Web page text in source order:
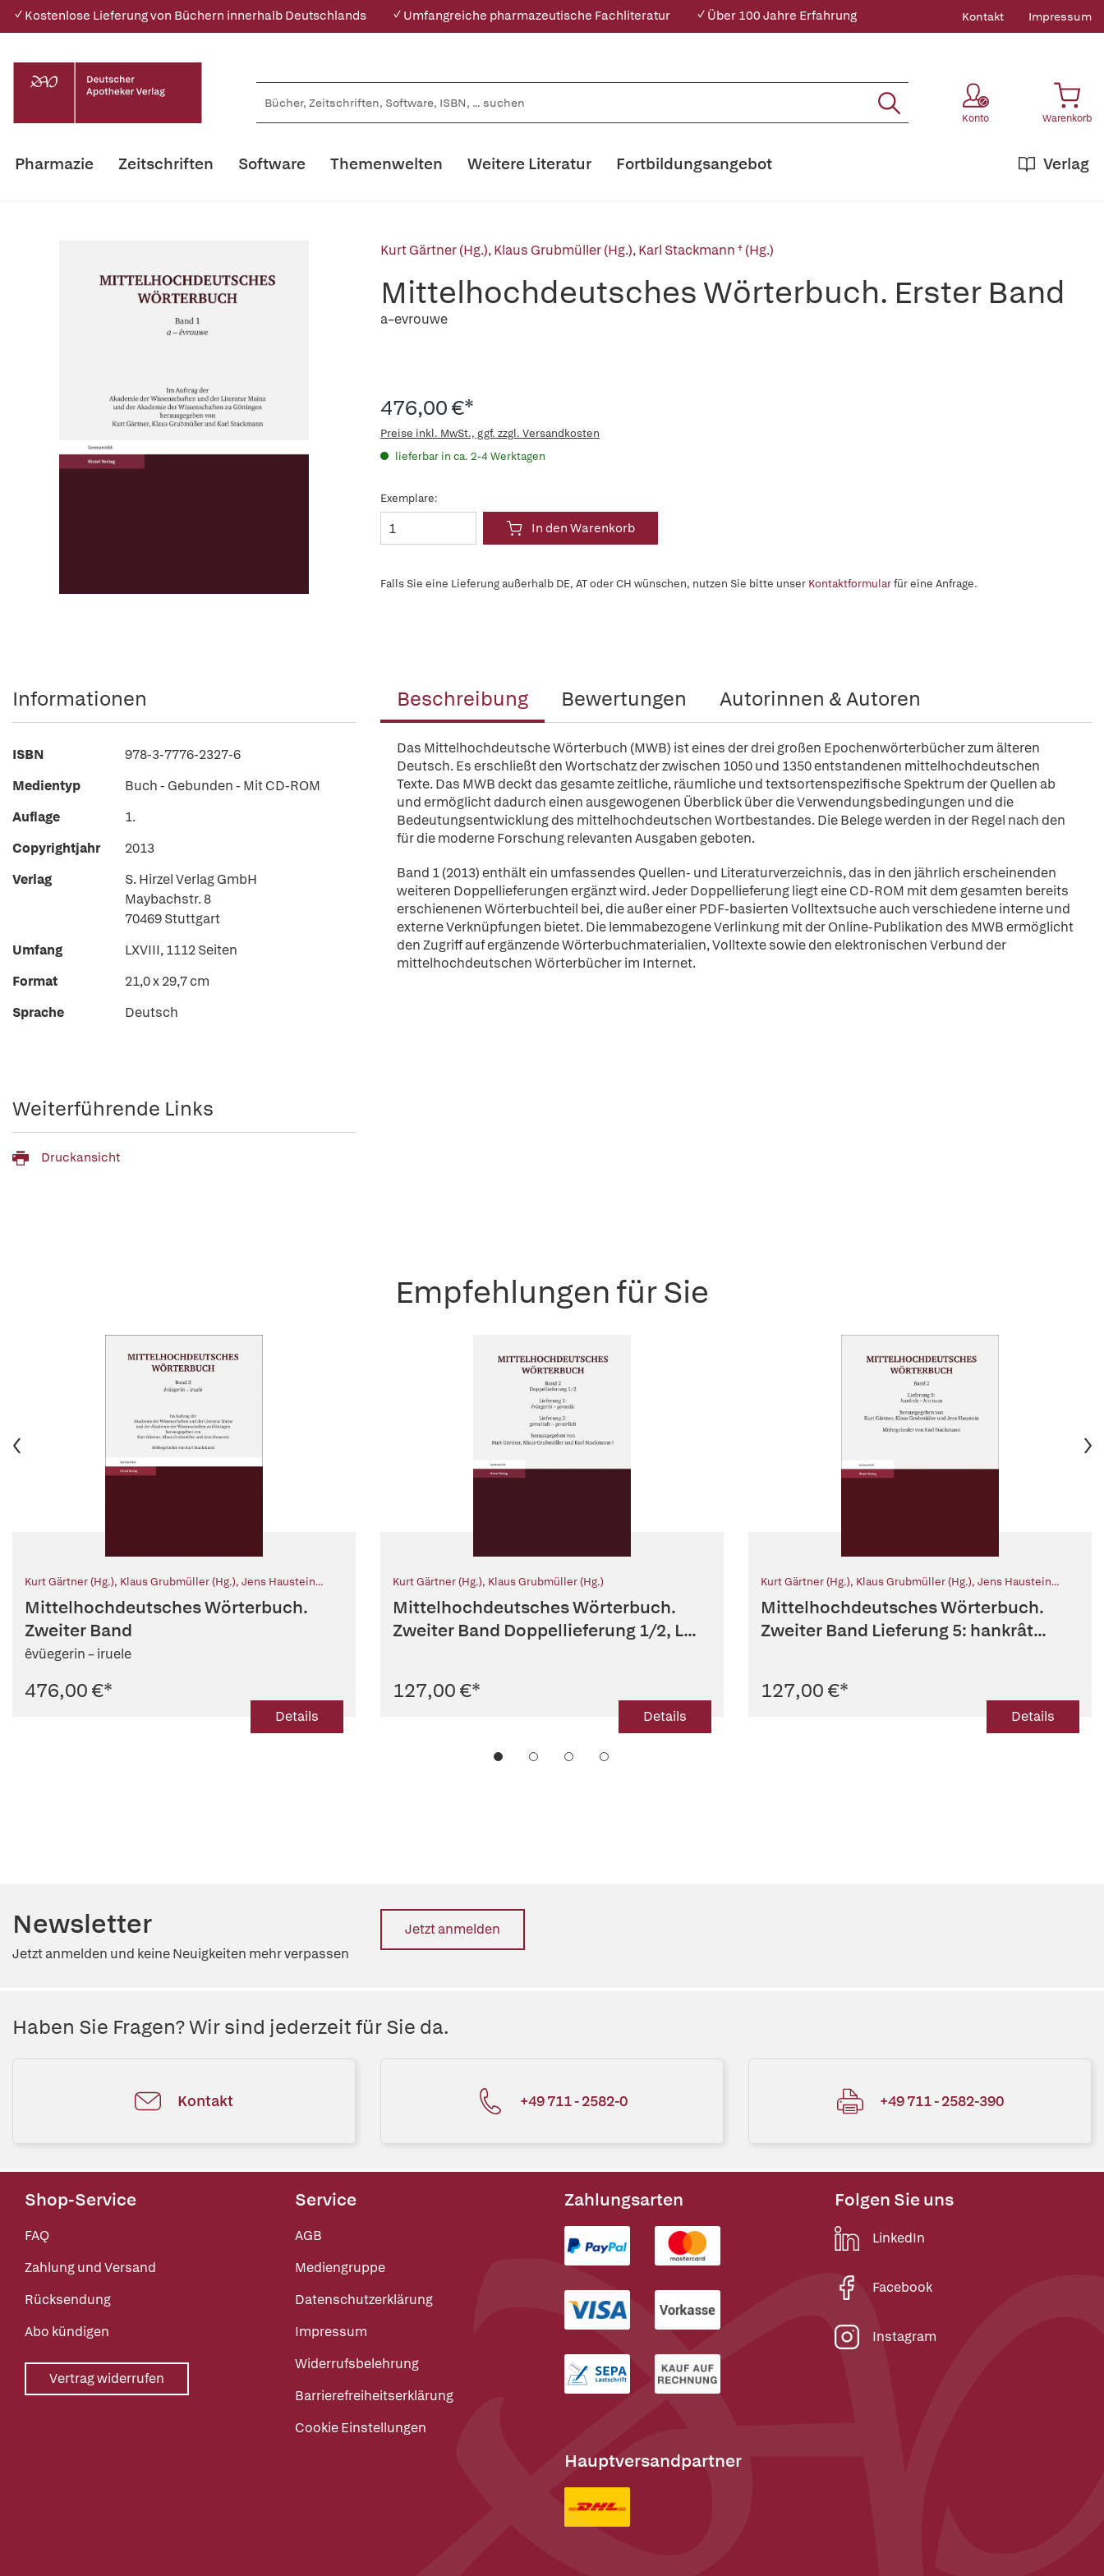
✓ Kostenlose Lieferung von Büchern innerhalb Deutschlands ✓ Umfangreiche pharmazeutische Fachliteratur ✓ Über 100 Jahre Erfahrung Kontakt Impressum
Konto Warenkorb
Pharmazie Zeitschriften Software Themenwelten Weitere Literatur Verlag
Fortbildungsangebot
Kurt Gärtner (Hg.),Klaus Grubmüller (Hg.),Karl Stackmann † (Hg.)
Mittelhochdeutsches Wörterbuch. Erster Band
a–evrouwe
476,00 €*
Preise inkl. MwSt., ggf. zzgl. Versandkosten
lieferbar in ca. 2-4 Werktagen
Exemplare:
In den Warenkorb
Falls Sie eine Lieferung außerhalb DE, AT oder CH wünschen, nutzen Sie bitte unser Kontaktformularfür eine Anfrage.
Beschreibung Bewertungen Autorinnen & Autoren
Das Mittelhochdeutsche Wörterbuch (MWB) ist eines der drei großen Epochenwörterbücher zum älteren
Deutsch. Es erschließt den Wortschatz der zwischen 1050 und 1350 entstandenen mittelhochdeutschen
Texte. Das MWB deckt das gesamte zeitliche, räumliche und textsortenspezifische Spektrum der Quellen ab
und ermöglicht dadurch einen ausgewogenen Überblick über die Verwendungsbedingungen und die
Bedeutungsentwicklung des mittelhochdeutschen Wortbestandes. Die Belege werden in der Regel nach den
für die moderne Forschung relevanten Ausgaben geboten.
Band 1 (2013) enthält ein umfassendes Quellen- und Literaturverzeichnis, das in den jährlich erscheinenden
weiteren Doppellieferungen ergänzt wird. Jeder Doppellieferung liegt eine CD-ROM mit dem gesamten bereits
erschienenen Wörterbuchteil bei, die außer einer PDF-basierten Volltextsuche auch verschiedene interne und
externe Verknüpfungen bietet. Die lemmabezogene Verlinkung mit der Online-Publikation des MWB ermöglicht
den Zugriff auf ergänzende Wörterbuchmaterialien, Volltexte sowie den elektronischen Verbund der
mittelhochdeutschen Wörterbücher im Internet.
Informationen
ISBN
978-3-7776-2327-6
Medientyp
Buch - Gebunden - Mit CD-ROM
Auflage
1.
Copyrightjahr
2013
Verlag
S. Hirzel Verlag GmbH
Maybachstr. 8
70469 Stuttgart
Umfang
LXVIII, 1112 Seiten
Format
21,0 x 29,7 cm
Sprache
Deutsch
Weiterführende Links
Druckansicht
Empfehlungen für Sie
Kurt Gärtner (Hg.), Klaus Grubmüller (Hg.), Jens Haustein
Mittelhochdeutsches Wörterbuch.
Zweiter Band
êvüegerin – iruele
476,00 €*
Details
Kurt Gärtner (Hg.), Klaus Grubmüller (Hg.)
Mittelhochdeutsches Wörterbuch.
Zweiter Band Doppellieferung 1/2, L...
127,00 €*
Details
Kurt Gärtner (Hg.), Klaus Grubmüller (Hg.), Jens Haustein
Mittelhochdeutsches Wörterbuch.
Zweiter Band Lieferung 5: hankrât...
127,00 €*
Details
Newsletter
Jetzt anmelden und keine Neuigkeiten mehr verpassen
Jetzt anmelden
Haben Sie Fragen? Wir sind jederzeit für Sie da.
Kontakt +49 711 - 2582-0 +49 711 - 2582-390
Shop-Service
FAQ
Zahlung und Versand
Rücksendung
Abo kündigen
Vertrag widerrufen
Service
AGB
Mediengruppe
Datenschutzerklärung
Impressum
Widerrufsbelehrung
Barrierefreiheitserklärung
Cookie Einstellungen
Zahlungsarten
Hauptversandpartner
Folgen Sie uns
LinkedIn
Facebook
Instagram